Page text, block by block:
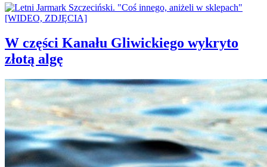
W części Kanału Gliwickiego wykryto
złotą algę